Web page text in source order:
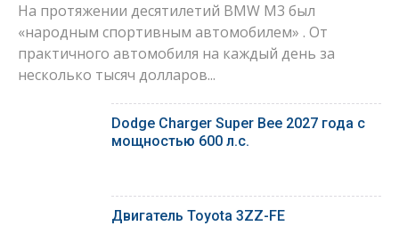
На протяжении десятилетий BMW M3 был
«народным спортивным автомобилем» . От
практичного автомобиля на каждый день за
несколько тысяч долларов...
Dodge Charger Super Bee 2027 года с
мощностью 600 л.с.
Двигатель Toyota 3ZZ-FE